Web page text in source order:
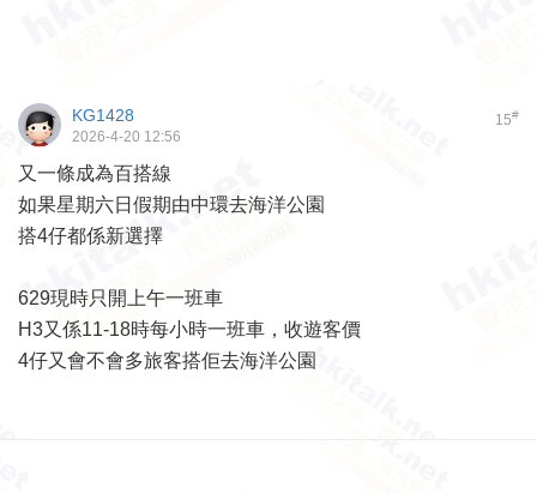
15#
KG1428
2026-4-20 12:56
又一條成為百搭線
如果星期六日假期由中環去海洋公園
搭4仔都係新選擇
629現時只開上午一班車
H3又係11-18時每小時一班車，收遊客價
4仔又會不會多旅客搭佢去海洋公園